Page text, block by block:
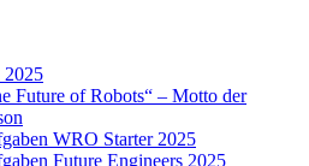
2025
Future of Robots“ – Motto der
WRO Starter 2025
Future Engineers 2025